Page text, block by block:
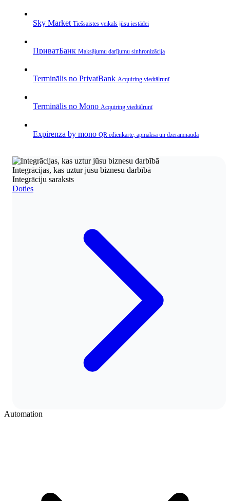
Sky Market Tiešsaistes veikals jūsu iestādei
ПриватБанк Maksājumu darījumu sinhronizācija
Terminālis no PrivatBank Acquiring viedtālrunī
Terminālis no Mono Acquiring viedtālrunī
Expirenza by mono QR ēdienkarte, apmaksa un dzeramnauda
Integrācijas, kas uztur jūsu biznesu darbībā
Integrāciju saraksts
Doties
Automation